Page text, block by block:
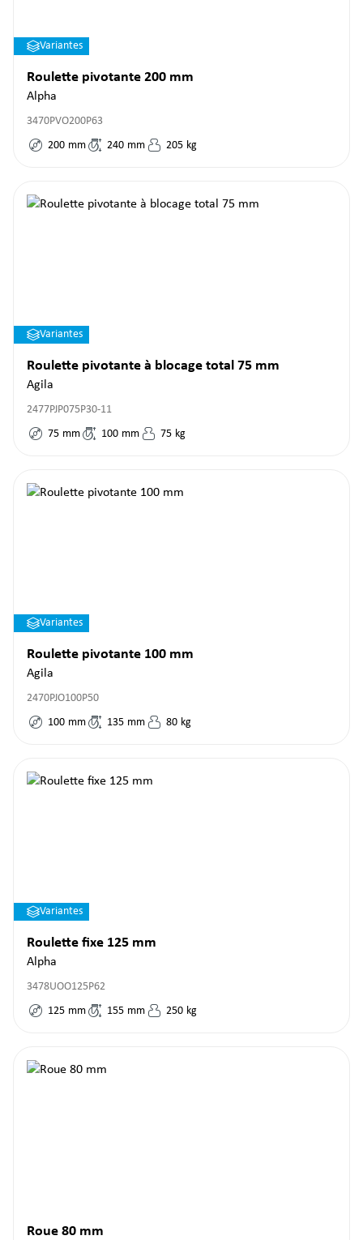
Variantes
Roulette pivotante 200 mm
Alpha
3470PVO200P63
200 mm 240 mm 205 kg
Variantes
Roulette pivotante à blocage total 75 mm
Agila
2477PJP075P30-11
75 mm 100 mm 75 kg
Variantes
Roulette pivotante 100 mm
Agila
2470PJO100P50
100 mm 135 mm 80 kg
Variantes
Roulette fixe 125 mm
Alpha
3478UOO125P62
125 mm 155 mm 250 kg
Roue 80 mm